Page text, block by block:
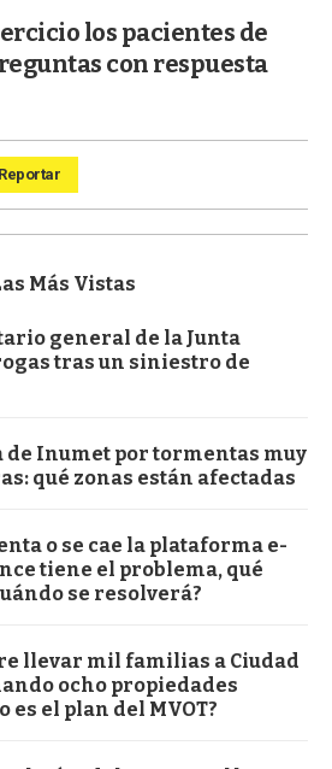
los pacientes de
con respuesta
Reportar
Más Vistas
general de la Junta
tras un siniestro de
Inumet por tormentas muy
qué zonas están afectadas
o se cae la plataforma e-
tiene el problema, qué
se resolverá?
llevar mil familias a Ciudad
ocho propiedades
es el plan del MVOT?